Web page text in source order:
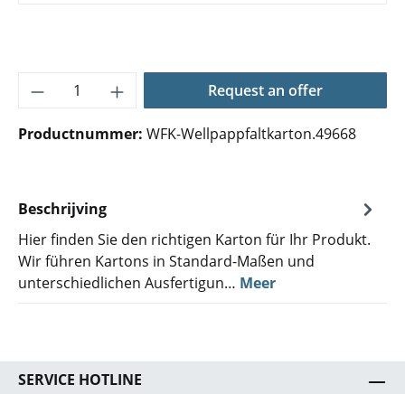
Producthoeveelheid: Voer de gewenste
Request an offer
Productnummer: WFK-Wellpappfaltkarton.49668
Beschrijving
Hier finden Sie den richtigen Karton für Ihr Produkt.
Wir führen Kartons in Standard-Maßen und
unterschiedlichen Ausfertigun… Meer
SERVICE HOTLINE